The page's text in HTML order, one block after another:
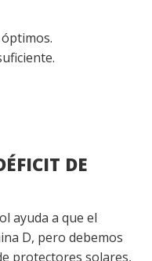
DE
ayuda a que el
D, pero debemos
protectores solares,